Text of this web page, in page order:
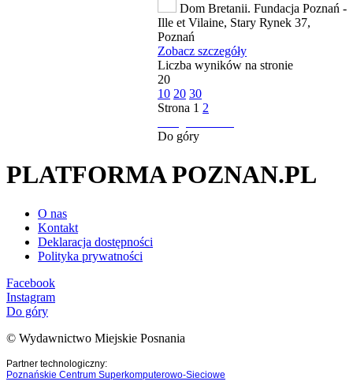
Dom Bretanii. Fundacja Poznań -
Ille et Vilaine, Stary Rynek 37,
Poznań
Zobacz szczegóły
Liczba wyników na stronie
20
10 20 30
Strona 1 2
Do góry
PLATFORMA POZNAN.PL
O nas
Kontakt
Deklaracja dostępności
Polityka prywatności
Facebook
Instagram
Do góry
© Wydawnictwo Miejskie Posnania
Partner technologiczny:
Poznańskie Centrum Superkomputerowo-Sieciowe